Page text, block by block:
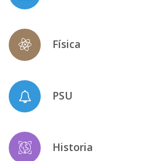
Física
PSU
Historia